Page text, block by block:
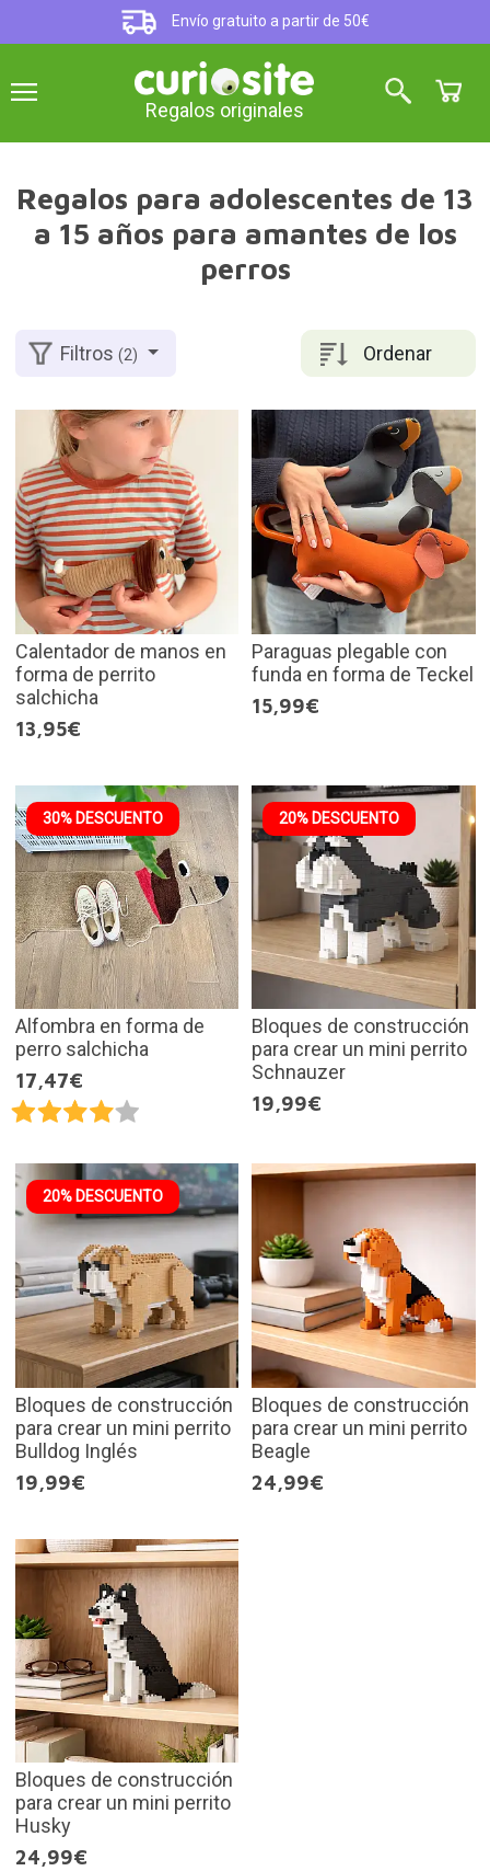
Envío gratuito a partir de 50€
Regalos originales
Regalos para adolescentes de 13
a 15 años para amantes de los
perros
Ordenar
Filtros(2)
Calentador de manos en
forma de perrito
salchicha
13,95€
Paraguas plegable con
funda en forma de Teckel
15,99€
30% DESCUENTO
Alfombra en forma de
perro salchicha
17,47€
20% DESCUENTO
Bloques de construcción
para crear un mini perrito
Schnauzer
19,99€
20% DESCUENTO
Bloques de construcción
para crear un mini perrito
Bulldog Inglés
19,99€
Bloques de construcción
para crear un mini perrito
Beagle
24,99€
Bloques de construcción
para crear un mini perrito
Husky
24,99€